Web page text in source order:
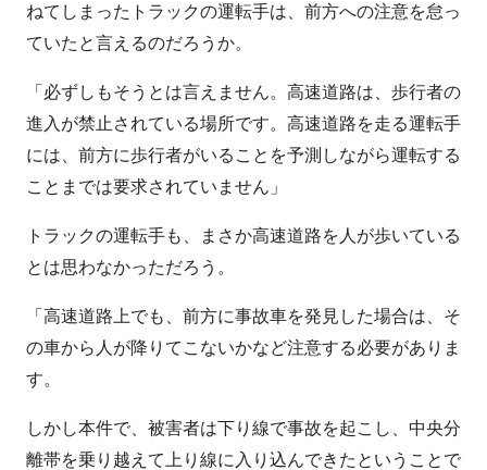
ねてしまったトラックの運転手は、前方への注意を怠っ
ていたと言えるのだろうか。
「必ずしもそうとは言えません。高速道路は、歩行者の
進入が禁止されている場所です。高速道路を走る運転手
には、前方に歩行者がいることを予測しながら運転する
ことまでは要求されていません」
トラックの運転手も、まさか高速道路を人が歩いている
とは思わなかっただろう。
「高速道路上でも、前方に事故車を発見した場合は、そ
の車から人が降りてこないかなど注意する必要がありま
す。
しかし本件で、被害者は下り線で事故を起こし、中央分
離帯を乗り越えて上り線に入り込んできたということで